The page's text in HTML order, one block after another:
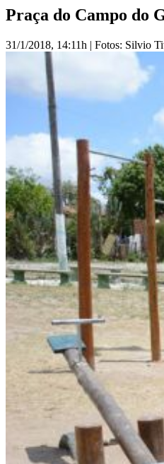
Praça do Campo do
31/1/2018, 14:11h | Fotos: Silvio